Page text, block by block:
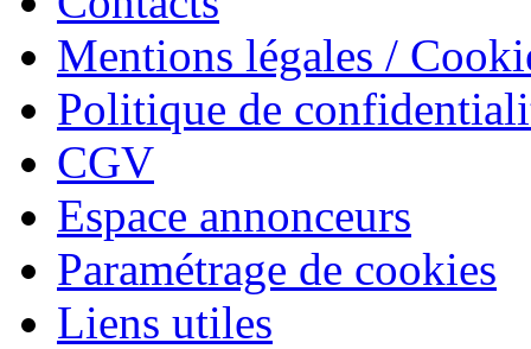
Mentions légales /
Politique de
CGV
Espace annonceurs
Paramétrage de cookies
Liens utiles